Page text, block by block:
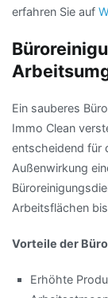
erfahren Sie auf
Ein sauberes
Immo Clean
entscheidend für
Außenwirkung
Arbeitsflächen
Vorteile der
Erhöhte